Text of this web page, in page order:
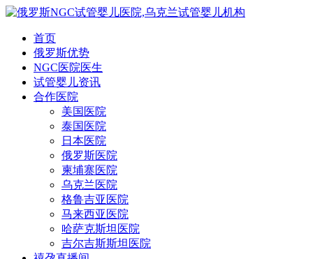
首页
俄罗斯优势
NGC医院医生
试管婴儿资讯
合作医院
美国医院
泰国医院
日本医院
俄罗斯医院
柬埔寨医院
乌克兰医院
格鲁吉亚医院
马来西亚医院
哈萨克斯坦医院
吉尔吉斯斯坦医院